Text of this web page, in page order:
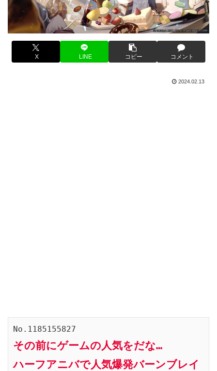
X LINE コピー コメント
2024.02.13
その前にゲームの人気をだな…
ハーフアニバで人気爆発バーンブレイ